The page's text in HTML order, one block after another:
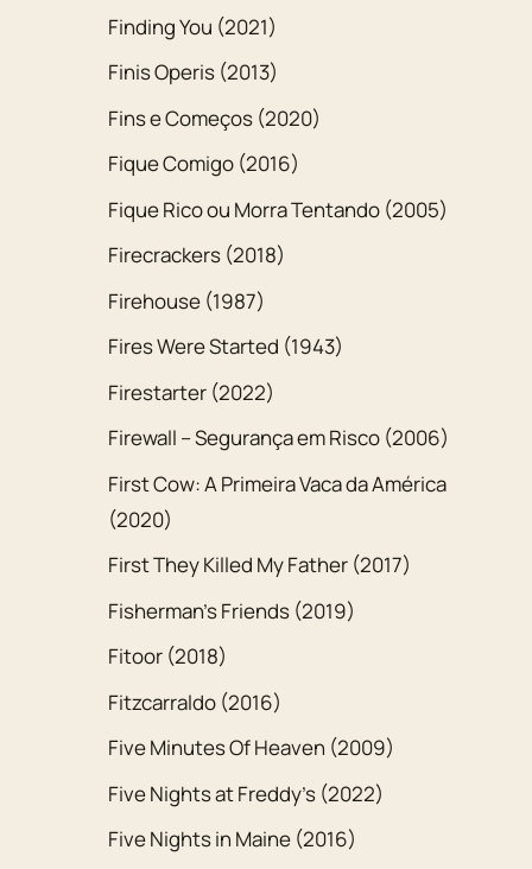
Finding You (2021)
Finis Operis (2013)
Fins e Começos (2020)
Fique Comigo (2016)
Fique Rico ou Morra Tentando (2005)
Firecrackers (2018)
Firehouse (1987)
Fires Were Started (1943)
Firestarter (2022)
Firewall – Segurança em Risco (2006)
First Cow: A Primeira Vaca da América
(2020)
First They Killed My Father (2017)
Fisherman’s Friends (2019)
Fitoor (2018)
Fitzcarraldo (2016)
Five Minutes Of Heaven (2009)
Five Nights at Freddy’s (2022)
Five Nights in Maine (2016)